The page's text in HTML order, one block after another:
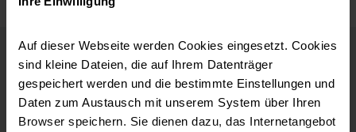
Auf dieser Webseite werden Cookies eingesetzt. Cookies
sind kleine Dateien, die auf Ihrem Datenträger
gespeichert werden und die bestimmte Einstellungen und
Daten zum Austausch mit unserem System über Ihren
Browser speichern. Sie dienen dazu, das Internetangebot
Helios Park-Klinikum Leipzig
Akademisches Lehrkrankenhaus der
Universität Leipzig